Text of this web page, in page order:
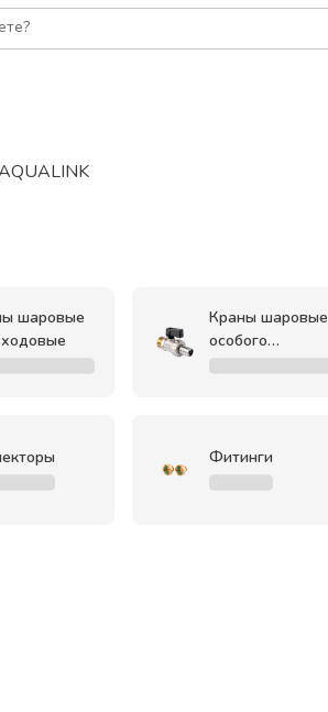
шаровые
Краны шаровые
особого
применения
Фитинги